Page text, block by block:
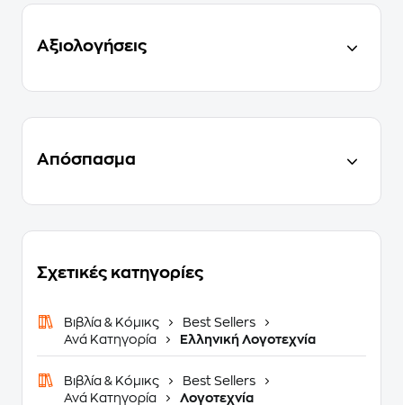
Αξιολογήσεις
Απόσπασμα
Σχετικές κατηγορίες
Βιβλία & Κόμικς
Best Sellers
Ανά Κατηγορία
Ελληνική Λογοτεχνία
Βιβλία & Κόμικς
Best Sellers
Ανά Κατηγορία
Λογοτεχνία